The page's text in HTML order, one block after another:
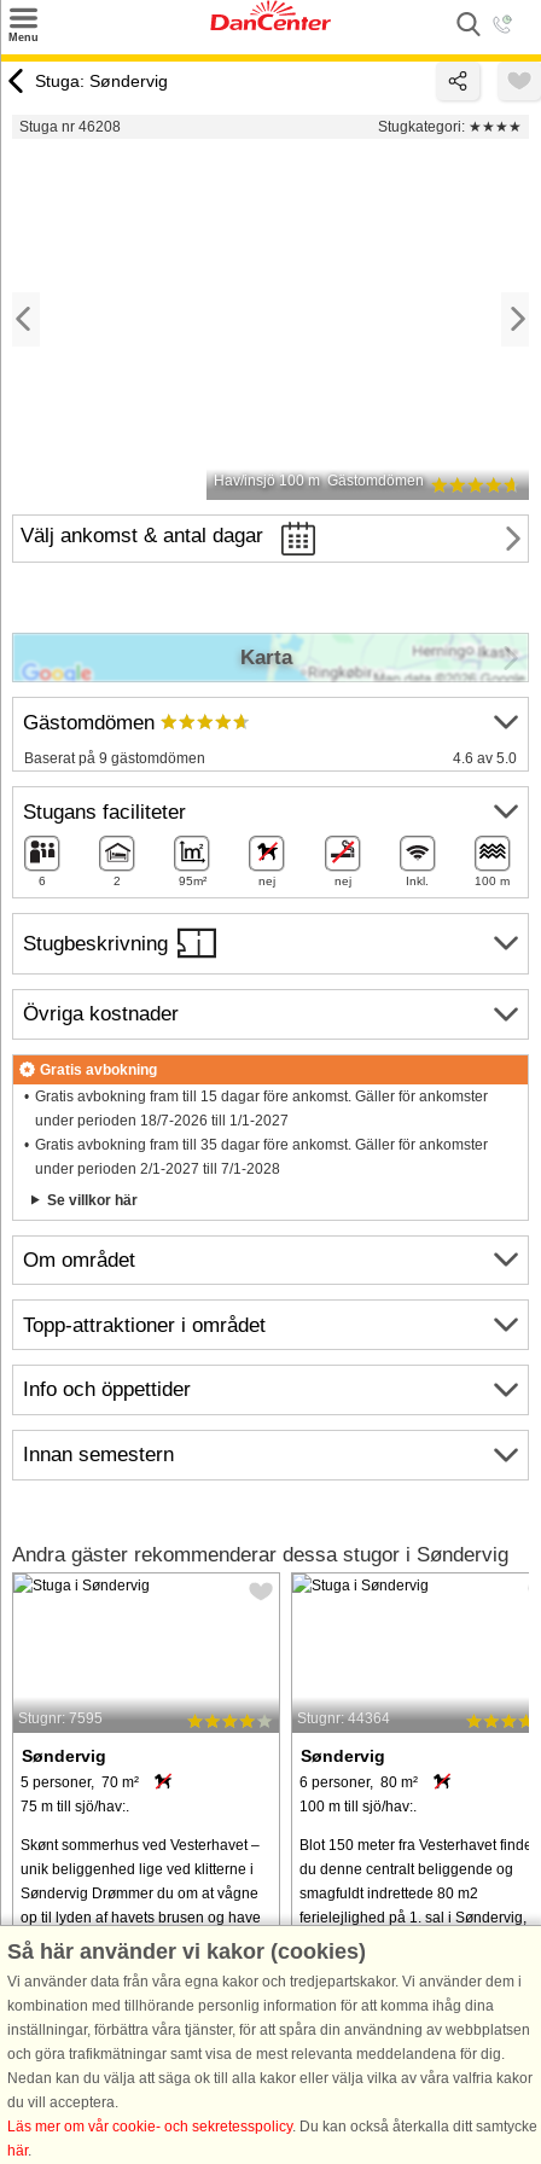
Menu
Tilbud
Stuga: Søndervig
Stuga nr 46208 Stugkategori: ★★★★
Hav/insjö 100 m Gästomdömen
Välj ankomst & antal dagar
Stugbeskrivning
Om området
Info och öppettider
Innan semestern
Gästomdömen
Baserat på 9 gästomdömen 4.6 av 5.0
Stugans faciliteter
6 2 95m² nej nej Inkl. 100 m
Övriga kostnader
Gratis avbokning
Gratis avbokning fram till 15 dagar före ankomst. Gäller för ankomster
under perioden 18/7-2026 till 1/1-2027
Gratis avbokning fram till 35 dagar före ankomst. Gäller för ankomster
under perioden 2/1-2027 till 7/1-2028
Se villkor här
Karta
Topp-attraktioner i området
Andra gäster rekommenderar dessa stugor i Søndervig
Stugnr: 7595
Søndervig
5 personer, 70 m²
75 m till sjö/hav:.
Skønt sommerhus ved Vesterhavet –
unik beliggenhed lige ved klitterne i
Søndervig Drømmer du om at vågne
op til lyden af havets brusen og have
klitterne som nærmeste nabo? Så er
från 10.285 SEK
Stugnr: 44364
Søndervig
6 personer, 80 m²
100 m till sjö/hav:.
Blot 150 meter fra Vesterhavet finder
du denne centralt beliggende og
smagfuldt indrettede 80 m2
ferielejlighed på 1. sal i Søndervig,
som er nyistandsat i 2022. Der er
tænkt over detaljerne i lejligheden, ...
från 6.583 SEK
Så här använder vi kakor (cookies)
Vi använder data från våra egna kakor och tredjepartskakor. Vi använder dem i
kombination med tillhörande personlig information för att komma ihåg dina
inställningar, förbättra våra tjänster, för att spåra din användning av webbplatsen
och göra trafikmätningar samt visa de mest relevanta meddelandena för dig.
Nedan kan du välja att säga ok till alla kakor eller välja vilka av våra valfria kakor
du vill acceptera.
Läs mer om vår cookie- och sekretesspolicy. Du kan också återkalla ditt samtycke
här.